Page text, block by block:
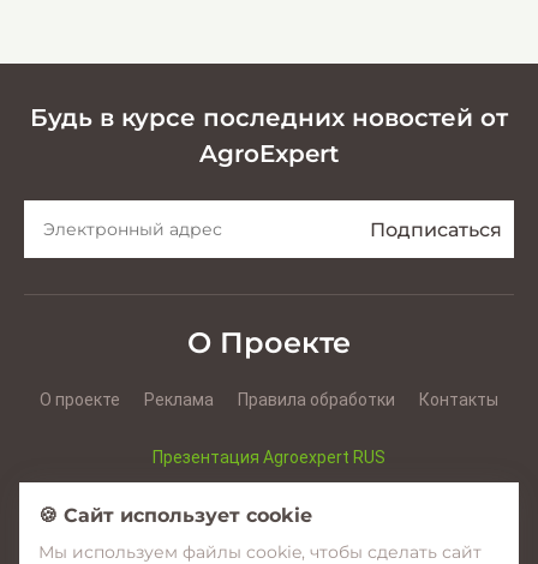
Будь в курсе последних новостей от
AgroExpert
О Проекте
О проекте Реклама Правила обработки Контакты
Презентация Agroexpert RUS
Facebook YouTube Instagram
🍪 Сайт использует cookie
Мы используем файлы cookie, чтобы сделать сайт